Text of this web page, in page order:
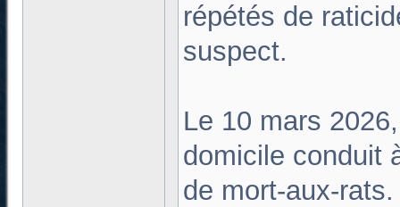
répétés de
suspect.
Le 10 mars
domicile conduit
de mort-aux-